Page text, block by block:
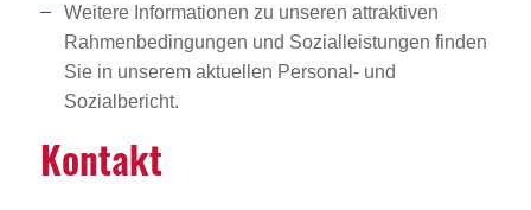
Weitere Informationen zu unseren attraktiven
Rahmenbedingungen und Sozialleistungen finden
Sie in unserem aktuellen Personal- und
Sozialbericht.
Kontakt